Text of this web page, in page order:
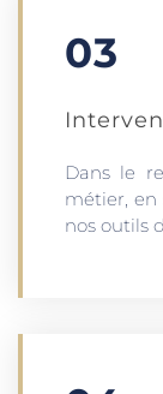
03
Dans le
métier, en
nos outils